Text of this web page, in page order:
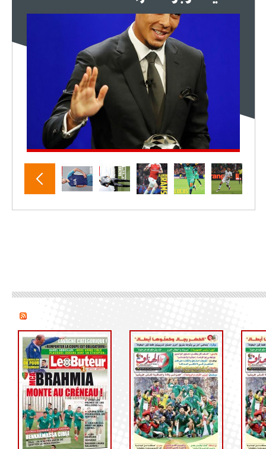
لوكاتيلي يؤكد نيته في الانتقال إلى
18:10
- 2021/07/25
أنشيلوتي يصر على جلب كيليني
وقدوم الإيطالي يقترب